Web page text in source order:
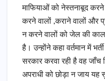
माफियाओं को नेस्तनाबूद
करने वालों ,कराने वालों और
न करने वालों को जेल की
है। उन्होंने कहा वर्तमान में
सरकार करवा रही है वह जाँच
अपराधी को छोड़ा न जाय